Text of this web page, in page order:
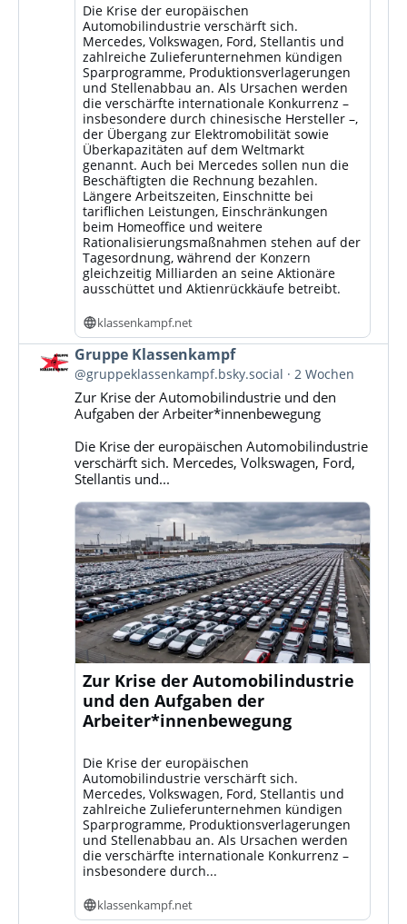
Die Krise der europäischen
Automobilindustrie verschärft sich.
Mercedes, Volkswagen, Ford, Stellantis und
zahlreiche Zulieferunternehmen kündigen
Sparprogramme, Produktionsverlagerungen
und Stellenabbau an. Als Ursachen werden
die verschärfte internationale Konkurrenz –
insbesondere durch chinesische Hersteller –,
der Übergang zur Elektromobilität sowie
Überkapazitäten auf dem Weltmarkt
genannt. Auch bei Mercedes sollen nun die
Beschäftigten die Rechnung bezahlen.
Längere Arbeitszeiten, Einschnitte bei
tariflichen Leistungen, Einschränkungen
beim Homeoffice und weitere
Rationalisierungsmaßnahmen stehen auf der
Tagesordnung, während der Konzern
gleichzeitig Milliarden an seine Aktionäre
ausschüttet und Aktienrückkäufe betreibt.
klassenkampf.net
Beitrag
von
Gruppe
Klassenkampf
Bluesky
ansehen
Gruppe Klassenkampf
@gruppeklassenkampf.bsky.social 2 Wochen
Zur Krise der Automobilindustrie und den
Aufgaben der Arbeiter*innenbewegung
Die Krise der europäischen Automobilindustrie
verschärft sich. Mercedes, Volkswagen, Ford,
Stellantis und...
Zur Krise der Automobilindustrie
und den Aufgaben der
Arbeiter*innenbewegung
Die Krise der europäischen
Automobilindustrie verschärft sich.
Mercedes, Volkswagen, Ford, Stellantis und
zahlreiche Zulieferunternehmen kündigen
Sparprogramme, Produktionsverlagerungen
und Stellenabbau an. Als Ursachen werden
die verschärfte internationale Konkurrenz –
insbesondere durch...
klassenkampf.net